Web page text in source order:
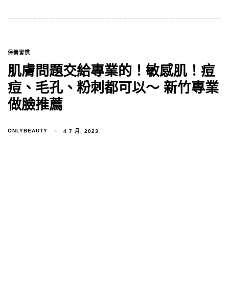
保養習慣
肌膚問題交給專業的！敏感肌！痘
痘、毛孔、粉刺都可以～ 新竹專業
做臉推薦
ONLYBEAUTY 4 7 月, 2023